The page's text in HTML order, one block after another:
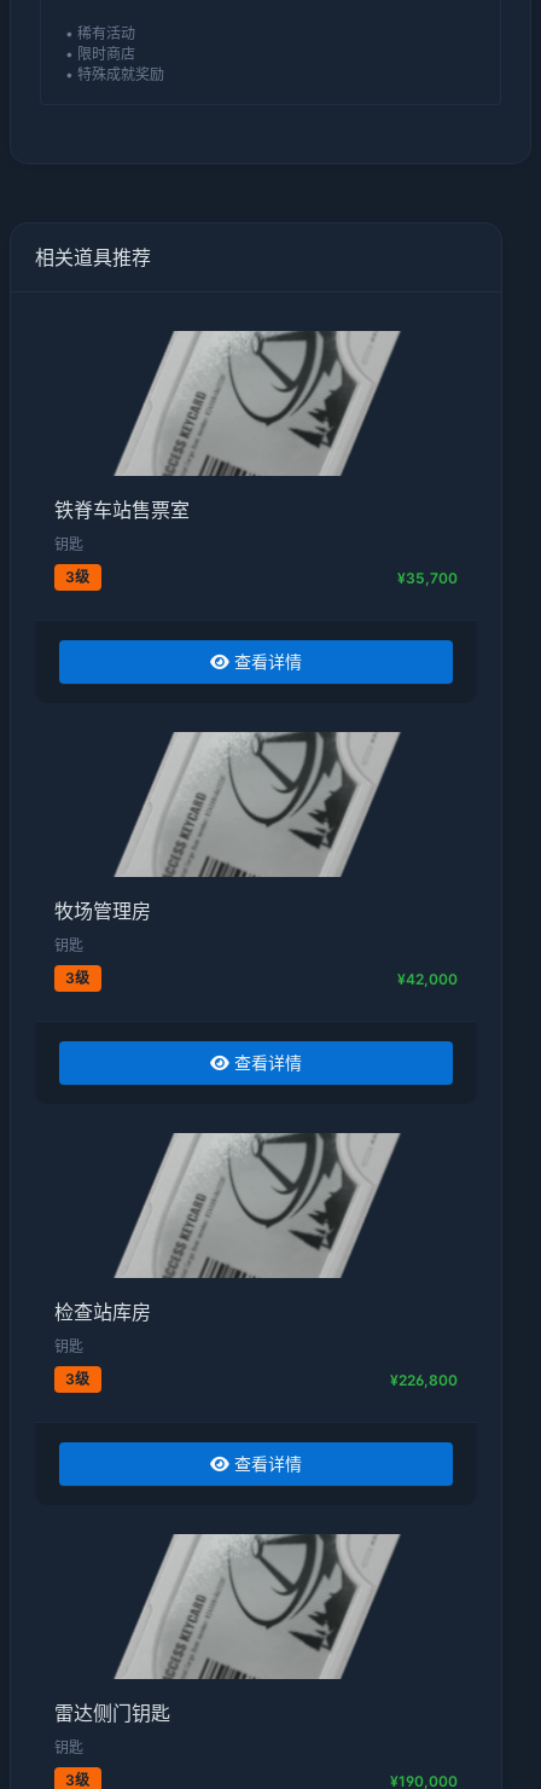
• 稀有活动
• 限时商店
• 特殊成就奖励
相关道具推荐
铁脊车站售票室
钥匙
3级
¥35,700
查看详情
牧场管理房
钥匙
3级
¥42,000
查看详情
检查站库房
钥匙
3级
¥226,800
查看详情
雷达侧门钥匙
钥匙
3级
¥190,000